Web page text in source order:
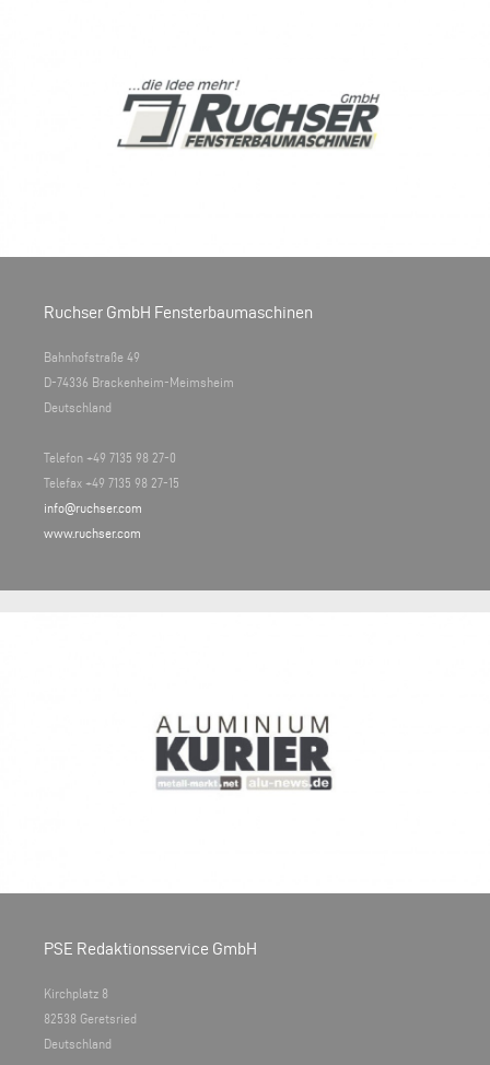
Ruchser GmbH Fensterbaumaschinen
Bahnhofstraße 49
D-74336 Brackenheim-Meimsheim
Deutschland
Telefon +49 7135 98 27-0
Telefax +49 7135 98 27-15
info@ruchser.com
www.ruchser.com
PSE Redaktionsservice GmbH
Kirchplatz 8
82538 Geretsried
Deutschland